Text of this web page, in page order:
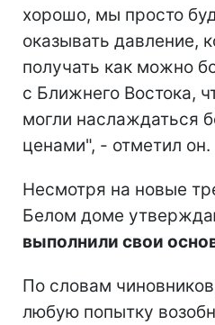
хорошо, мы просто
оказывать давление,
получать как можно
с Ближнего Востока,
могли наслаждаться
ценами", - отметил он.
Несмотря на новые
Белом доме
выполнили свои
По словам
любую попытку